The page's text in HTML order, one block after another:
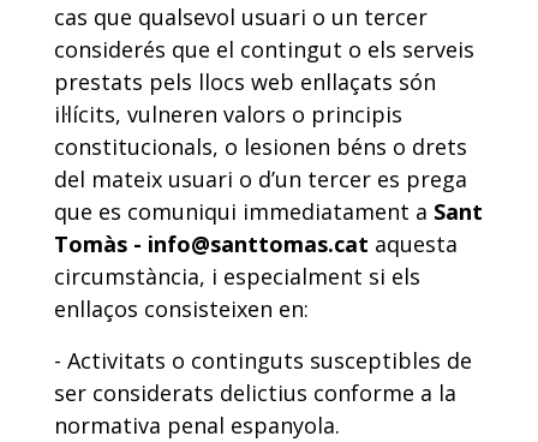
cas que qualsevol usuari o un tercer
considerés que el contingut o els serveis
prestats pels llocs web enllaçats són
il·lícits, vulneren valors o principis
constitucionals, o lesionen béns o drets
del mateix usuari o d’un tercer es prega
que es comuniqui immediatament a Sant
Tomàs - info@santtomas.cat aquesta
circumstància, i especialment si els
enllaços consisteixen en:
- Activitats o continguts susceptibles de
ser considerats delictius conforme a la
normativa penal espanyola.